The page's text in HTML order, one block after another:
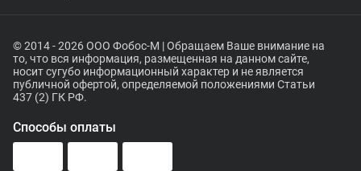
© 2014 - 2026 ООО Фобос-М | Обращаем Ваше внимание на
то, что вся информация, размещенная на данном сайте,
носит сугубо информационный характер и не является
публичной офертой, определяемой положениями Статьи
437 (2) ГК РФ.
Способы оплаты